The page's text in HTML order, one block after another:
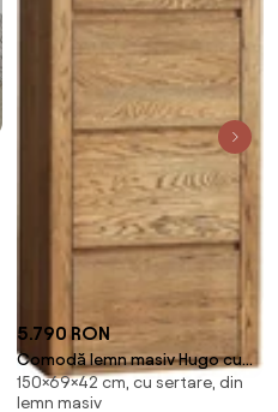
5.790 RON
Comodă lemn masiv Hugo cu
sertare Stejar Închis, 69 × 42 ×
150 cm
150×69×42 cm, cu sertare, din
lemn masiv